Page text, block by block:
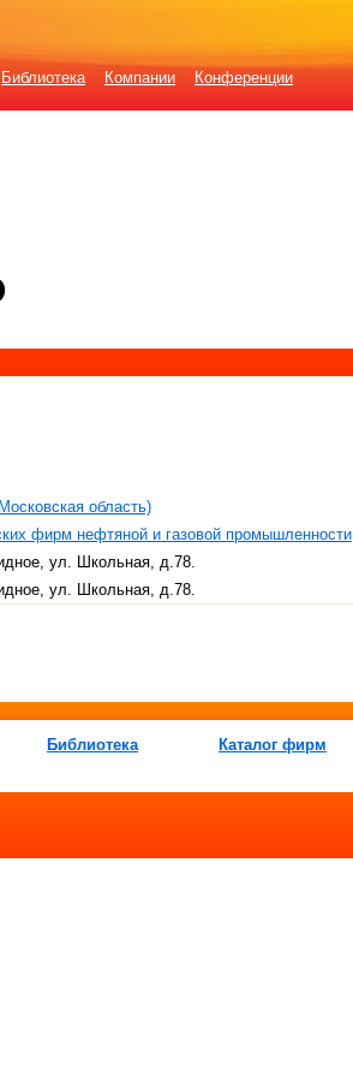
Библиотека Компании Конференции
область)
фирм нефтяной и газовой промышленности
ул. Школьная, д.78.
ул. Школьная, д.78.
Библиотека Каталог фирм